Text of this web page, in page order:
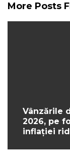
More Posts
Vânzările
2026, pe
inflației